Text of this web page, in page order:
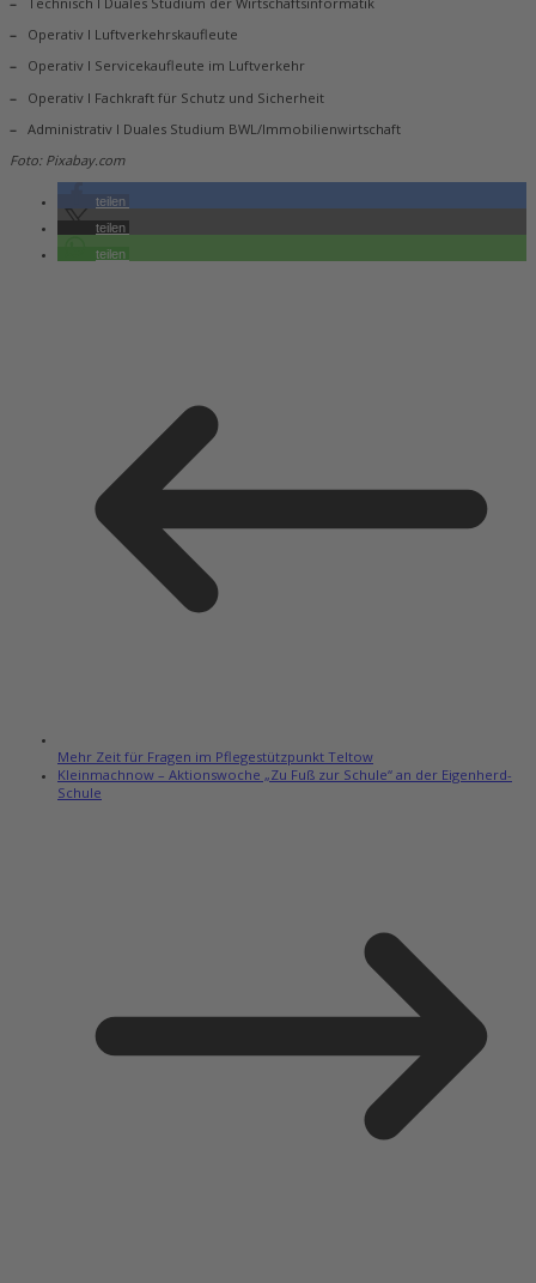
– Operativ I Luftverkehrskaufleute
– Operativ I Servicekaufleute im Luftverkehr
– Operativ I Fachkraft für Schutz und Sicherheit
– Administrativ I Duales Studium BWL/Immobilienwirtschaft
Foto: Pixabay.com
teilen
teilen
teilen
Mehr Zeit für Fragen im Pflegestützpunkt Teltow
Kleinmachnow – Aktionswoche „Zu Fuß zur Schule“ an der Eigenherd-
Schule